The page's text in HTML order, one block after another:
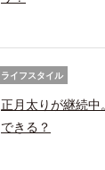
ライフスタイル
正月太りが継続中
できる？